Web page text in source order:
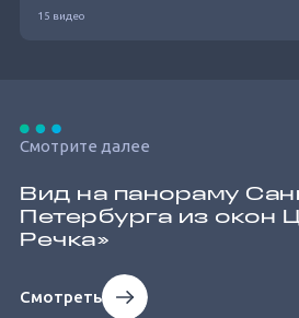
15 видео
Смотрите далее
Вид на панораму
Петербурга из окон
Речка»
Смотреть